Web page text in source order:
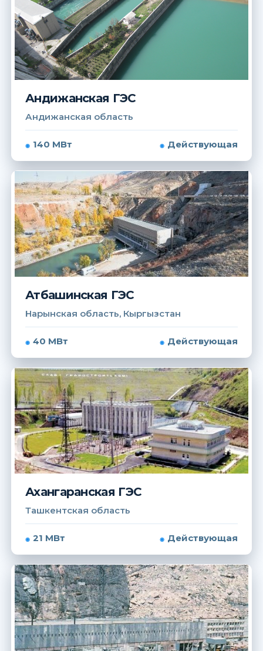
Андижанская ГЭС
Андижанская область
140 МВт Действующая
Атбашинская ГЭС
Нарынская область, Кыргызстан
40 МВт Действующая
Ахангаранская ГЭС
Ташкентская область
21 МВт Действующая